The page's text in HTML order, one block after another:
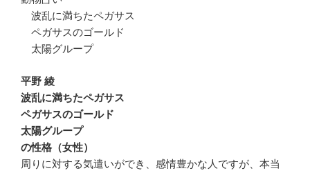
波乱に満ちたペガサス
ペガサスのゴールド
太陽グループ
平野 綾
波乱に満ちたペガサス
ペガサスのゴールド
太陽グループ
の性格（女性）
周りに対する気遣いができ、感情豊かな人ですが、本当